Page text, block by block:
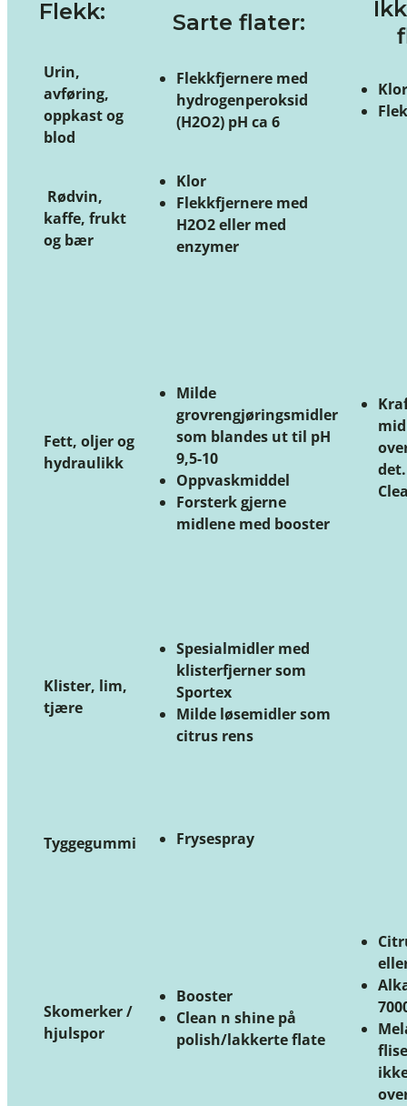
Flekk: Sarte flater:
Urin,
avføring,
oppkast og
blod
Flekkfjernere med
hydrogenperoksid
(H2O2) pH ca 6
Klor
Rødvin,
kaffe, frukt
og bær
Klor
Flekkfjernere med
H2O2 eller med
enzymer
Fett, oljer og
hydraulikk
Milde
grovrengjøringsmidler
som blandes ut til pH
9,5-10
Oppvaskmiddel
Forsterk gjerne
midlene med booster
Klister, lim,
tjære
Spesialmidler med
klisterfjerner som
Sportex
Milde løsemidler som
citrus rens
Tyggegummi Frysespray
Skomerker /
hjulspor
Booster
Clean n shine på
polish/lakkerte flate